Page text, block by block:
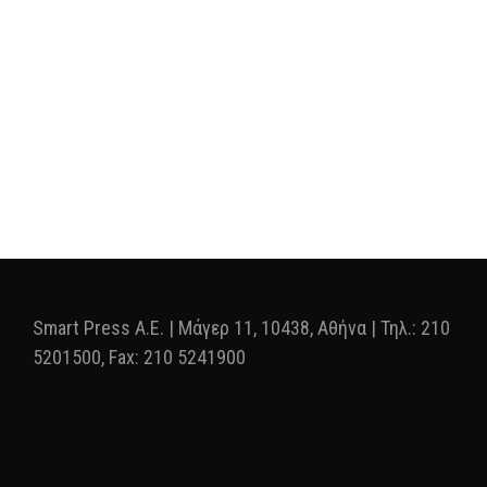
Smart Press A.E. | Μάγερ 11, 10438, Αθήνα | Τηλ.: 210
5201500, Fax: 210 5241900